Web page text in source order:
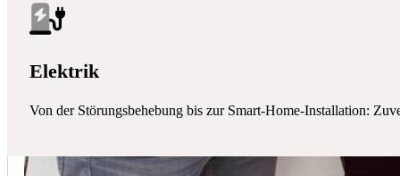
Elektrik
Von der Störungsbehebung bis zur Smart-Home-Installation: